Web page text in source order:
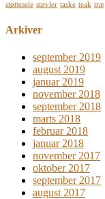
støttesele støvler taske teak træ
Arkiver
september 2019
august 2019
januar 2019
november 2018
september 2018
marts 2018
februar 2018
januar 2018
november 2017
oktober 2017
september 2017
august 2017